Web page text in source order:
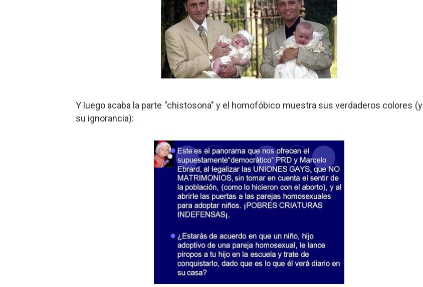
Y luego acaba la parte "chistosona" y el homofóbico muestra sus verdaderos colores (y
su ignorancia):